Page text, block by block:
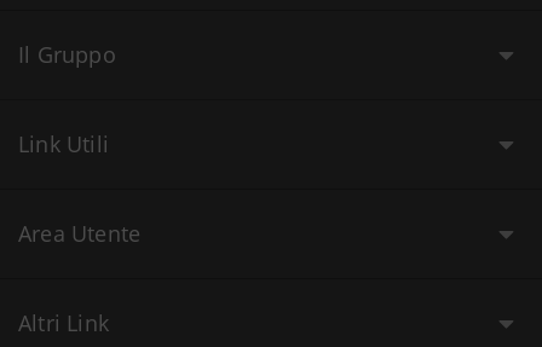
Il Gruppo
Link Utili
Area Utente
Altri Link